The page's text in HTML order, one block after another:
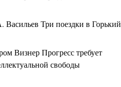
Три поездки в Горький
Визнер Прогресс требует
свободы